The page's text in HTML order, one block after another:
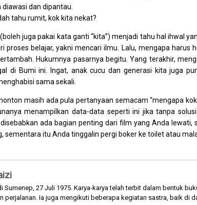
dan dipantau.
tahu rumit, kok kita nekat?
juga pakai kata ganti “kita”) menjadi tahu hal ihwal
proses belajar, yakni mencari ilmu. Lalu, mengapa harus
Hukumnya pasarnya begitu. Yang terakhir,
di Bumi ini. Ingat, anak cucu dan generasi kita juga
sama sekali.
masih ada pula pertanyaan semacam “mengapa
menampilkan data-data seperti ini jika tanpa
ada bagian penting dari film yang Anda
sementara itu Anda tinggalin pergi boker ke toilet atau
Sumenep, 27 Juli 1975. Karya-karya telah terbit dalam bentuk
perjalanan. Ia juga mengikuti beberapa kegiatan sastra, baik di